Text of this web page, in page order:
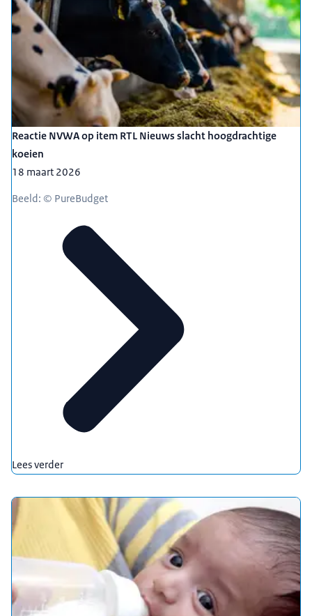
Reactie NVWA op item RTL Nieuws slacht hoogdrachtige
koeien
18 maart 2026
Beeld: © PureBudget
Lees verder